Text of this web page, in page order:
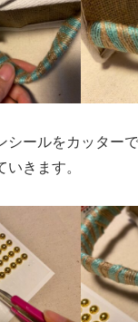
ールをカッター
きます。